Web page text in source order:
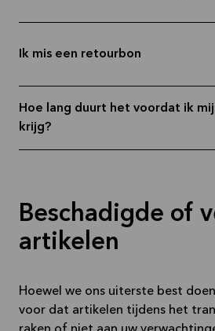
Ik mis een retourbon
Hoe lang duurt het voordat ik
krijg?
Beschadigde of
artikelen
Hoewel we ons uiterste best
voor dat artikelen tijdens het